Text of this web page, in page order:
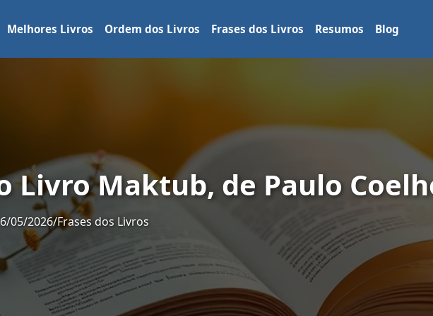
Melhores Livros Ordem dos Livros Frases dos Livros Resumos Blog
Livro Maktub, de Paulo
05/2026/Frases dos Livros